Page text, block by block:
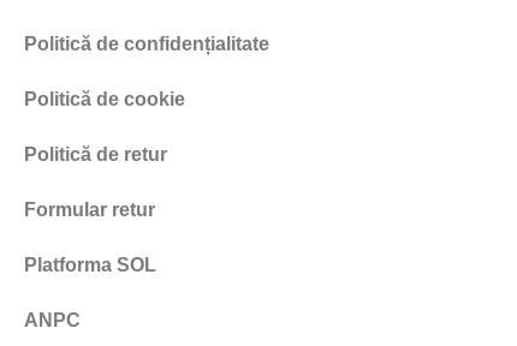
Politică de confidențialitate
Politică de cookie
Politică de retur
Formular retur
Platforma SOL
ANPC